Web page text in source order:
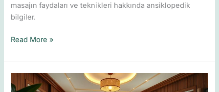
masajın faydaları ve teknikleri hakkında ansiklopedik
bilgiler.
Read More »
Istanbul
Özel